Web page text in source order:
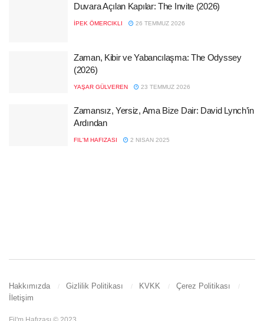
Duvara Açılan Kapılar: The Invite (2026)
İPEK ÖMERCIKLI 26 TEMMUZ 2026
Zaman, Kibir ve Yabancılaşma: The Odyssey
(2026)
YAŞAR GÜLVEREN 23 TEMMUZ 2026
Zamansız, Yersiz, Ama Bize Dair: David Lynch’in
Ardından
FIL'M HAFIZASI 2 NISAN 2025
Hakkımızda Gizlilik Politikası KVKK
Çerez Politikası
İletişim